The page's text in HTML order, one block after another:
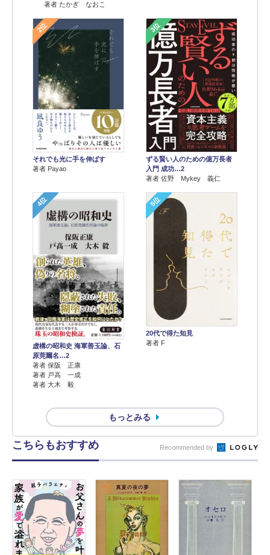
著者 たかぎ なおこ
2位
それでも光に手を伸ばす
著者 Payao
3位
ずる賢い人のための億万長者
入門 成功…2
著者 佐野 Mykey 義仁
4位
虚構の昭和史 海軍善玉論、石
原莞爾名…2
著者 保阪 正康
著者 戸高 一成
著者 大木 毅
5位
20代で得た知見
著者 F
もっとみる
こちらもおすすめ Recommended by